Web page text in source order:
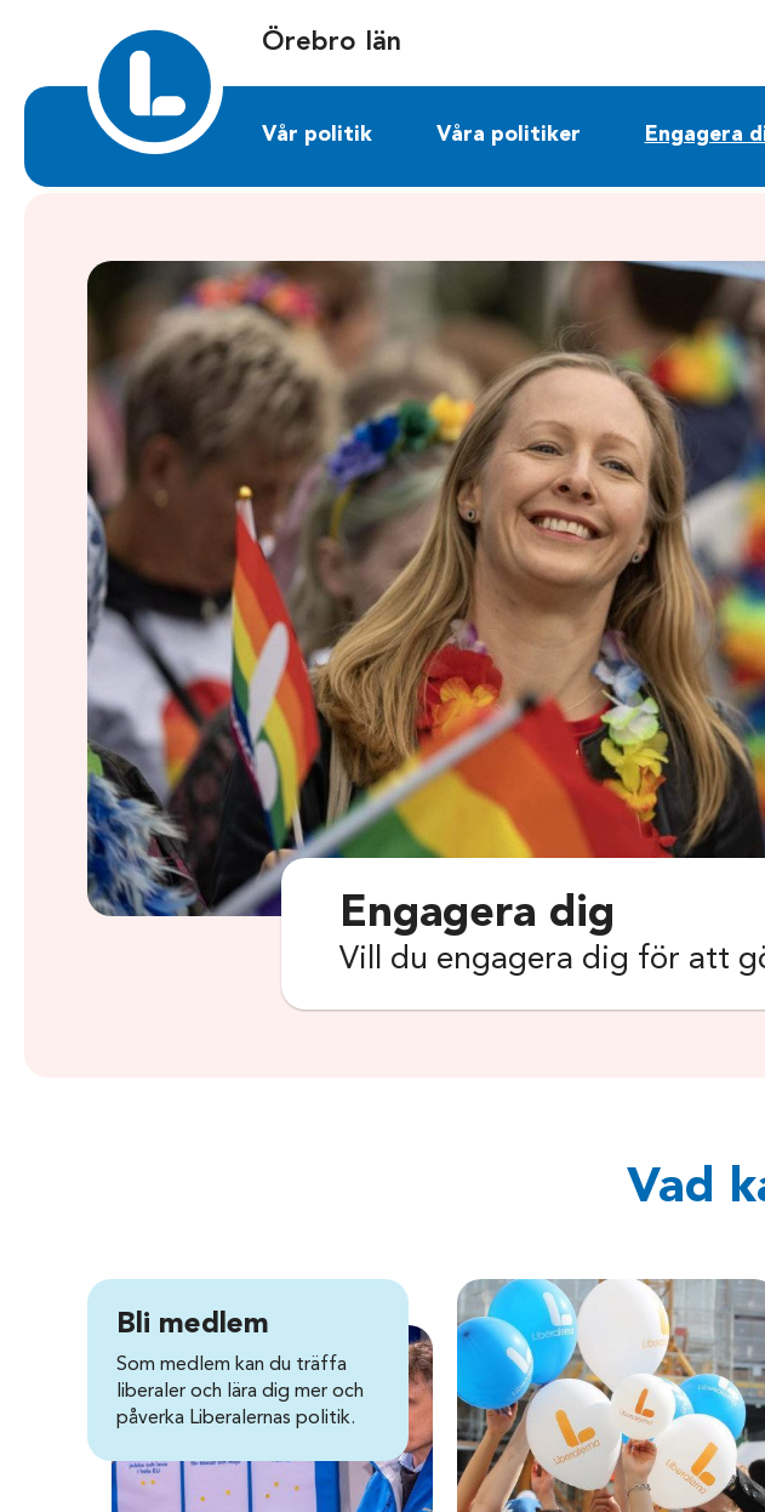
Örebro län
Vår politik Våra politiker Engagera
Engagera dig
Vill du engagera dig för att
Vad
Bli medlem
Som medlem kan du träffa
liberaler och lära dig mer och
påverka Liberalernas politik.